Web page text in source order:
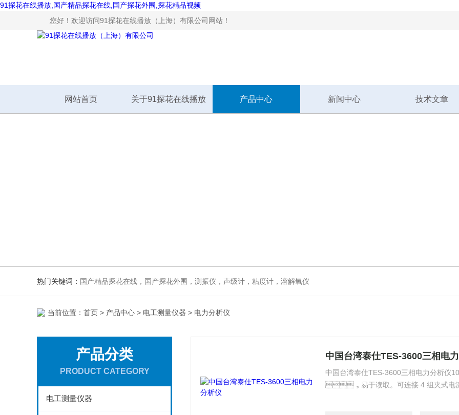
91探花在线播放,国产精品探花在线,国产探花外围,探花精品视频
您好！欢迎访问91探花在线播放（上海）有限公司网站！
网站首页 关于91探花在线播放 产品中心 新闻中心 技术文章
热门关键词： 国产精品探花在线，国产探花外围，测振仪，声级计，粘度计，溶解氧仪
当前位置： 首页 > 产品中心 > 电工测量仪器 > 电力分析仪
产品分类
PRODUCT CATEGORY
电工测量仪器
中国台湾泰仕TES-3600三相电
中国台湾泰仕TES-3600三相电力分析仪
，易于读取。可连接 4 组夹式电流感